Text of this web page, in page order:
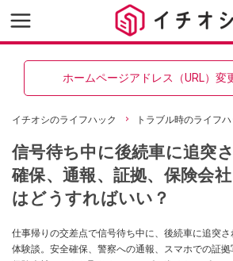
ホームページアドレス（URL）変
イチオシのライフハック トラブル時のライフハ
信号待ち中に後続車に追突
確保、通報、証拠、保険会
はどうすればいい？
仕事帰りの交差点で信号待ち中に、後続車に追突
体験談。安全確保、警察への通報、スマホでの証拠